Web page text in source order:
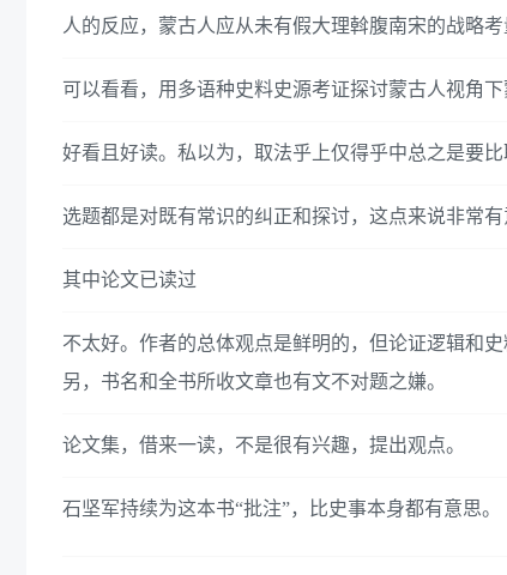
人的反应，蒙古人应从未有假大理斡腹南宋的战略考
可以看看，用多语种史料史源考证探讨蒙古人视角
好看且好读。私以为，取法乎上仅得乎中总之是要比
选题都是对既有常识的纠正和探讨，这点来说非常
其中论文已读过
不太好。作者的总体观点是鲜明的，但论证逻辑和
另，书名和全书所收文章也有文不对题之嫌。
论文集，借来一读，不是很有兴趣，提出观点。
石坚军持续为这本书“批注”，比史事本身都有意思。